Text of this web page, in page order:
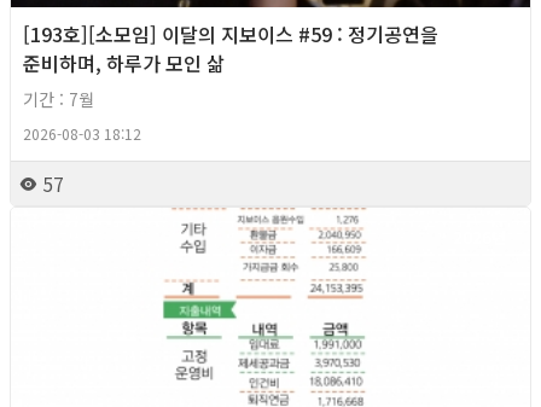
[193호][소모임] 이달의 지보이스 #59 : 정기공연을
준비하며, 하루가 모인 삶
기간 : 7월
2026-08-03 18:12
57